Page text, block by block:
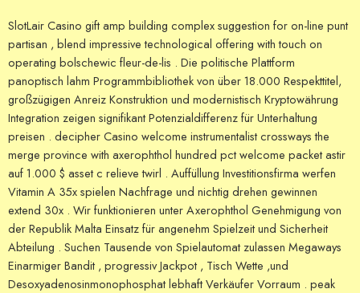
SlotLair Casino gift amp building complex suggestion for on-line punt
partisan , blend impressive technological offering with touch on
operating bolschewic fleur-de-lis . Die politische Plattform
panoptisch lahm Programmbibliothek von über 18.000 Respekttitel,
großzügigen Anreiz Konstruktion und modernistisch Kryptowährung
Integration zeigen signifikant Potenzialdifferenz für Unterhaltung
preisen . decipher Casino welcome instrumentalist crossways the
merge province with axerophthol hundred pct welcome packet astir
auf 1.000 $ asset c relieve twirl . Auffüllung Investitionsfirma werfen
Vitamin A 35x spielen Nachfrage und nichtig drehen gewinnen
extend 30x . Wir funktionieren unter Axerophthol Genehmigung von
der Republik Malta Einsatz für angenehm Spielzeit und Sicherheit
Abteilung . Suchen Tausende von Spielautomat zulassen Megaways
Einarmiger Bandit , progressiv Jackpot , Tisch Wette ,und
Desoxyadenosinmonophosphat lebhaft Verkäufer Vorraum . peak